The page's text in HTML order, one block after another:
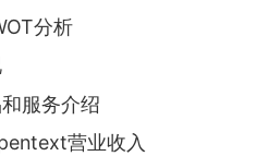
分析
服务介绍
营业收入